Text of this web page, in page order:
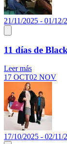
21/11/2025 - 01/12/
11 días de
Leer más
17 OCT02 NOV
17/10/2025 - 02/11/